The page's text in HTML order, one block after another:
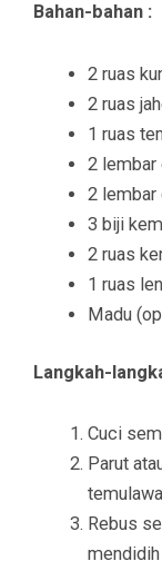
Bahan-bahan :
2 ruas
2 ruas
1 ruas
2 lembar
2 lembar
3 biji
2 ruas
1 ruas
Madu
Langkah-
Cuci
Parut
Rebus